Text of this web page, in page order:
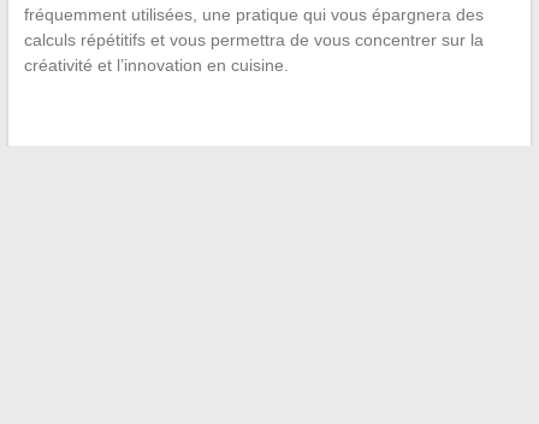
fréquemment utilisées, une pratique qui vous épargnera des
calculs répétitifs et vous permettra de vous concentrer sur la
créativité et l’innovation en cuisine.